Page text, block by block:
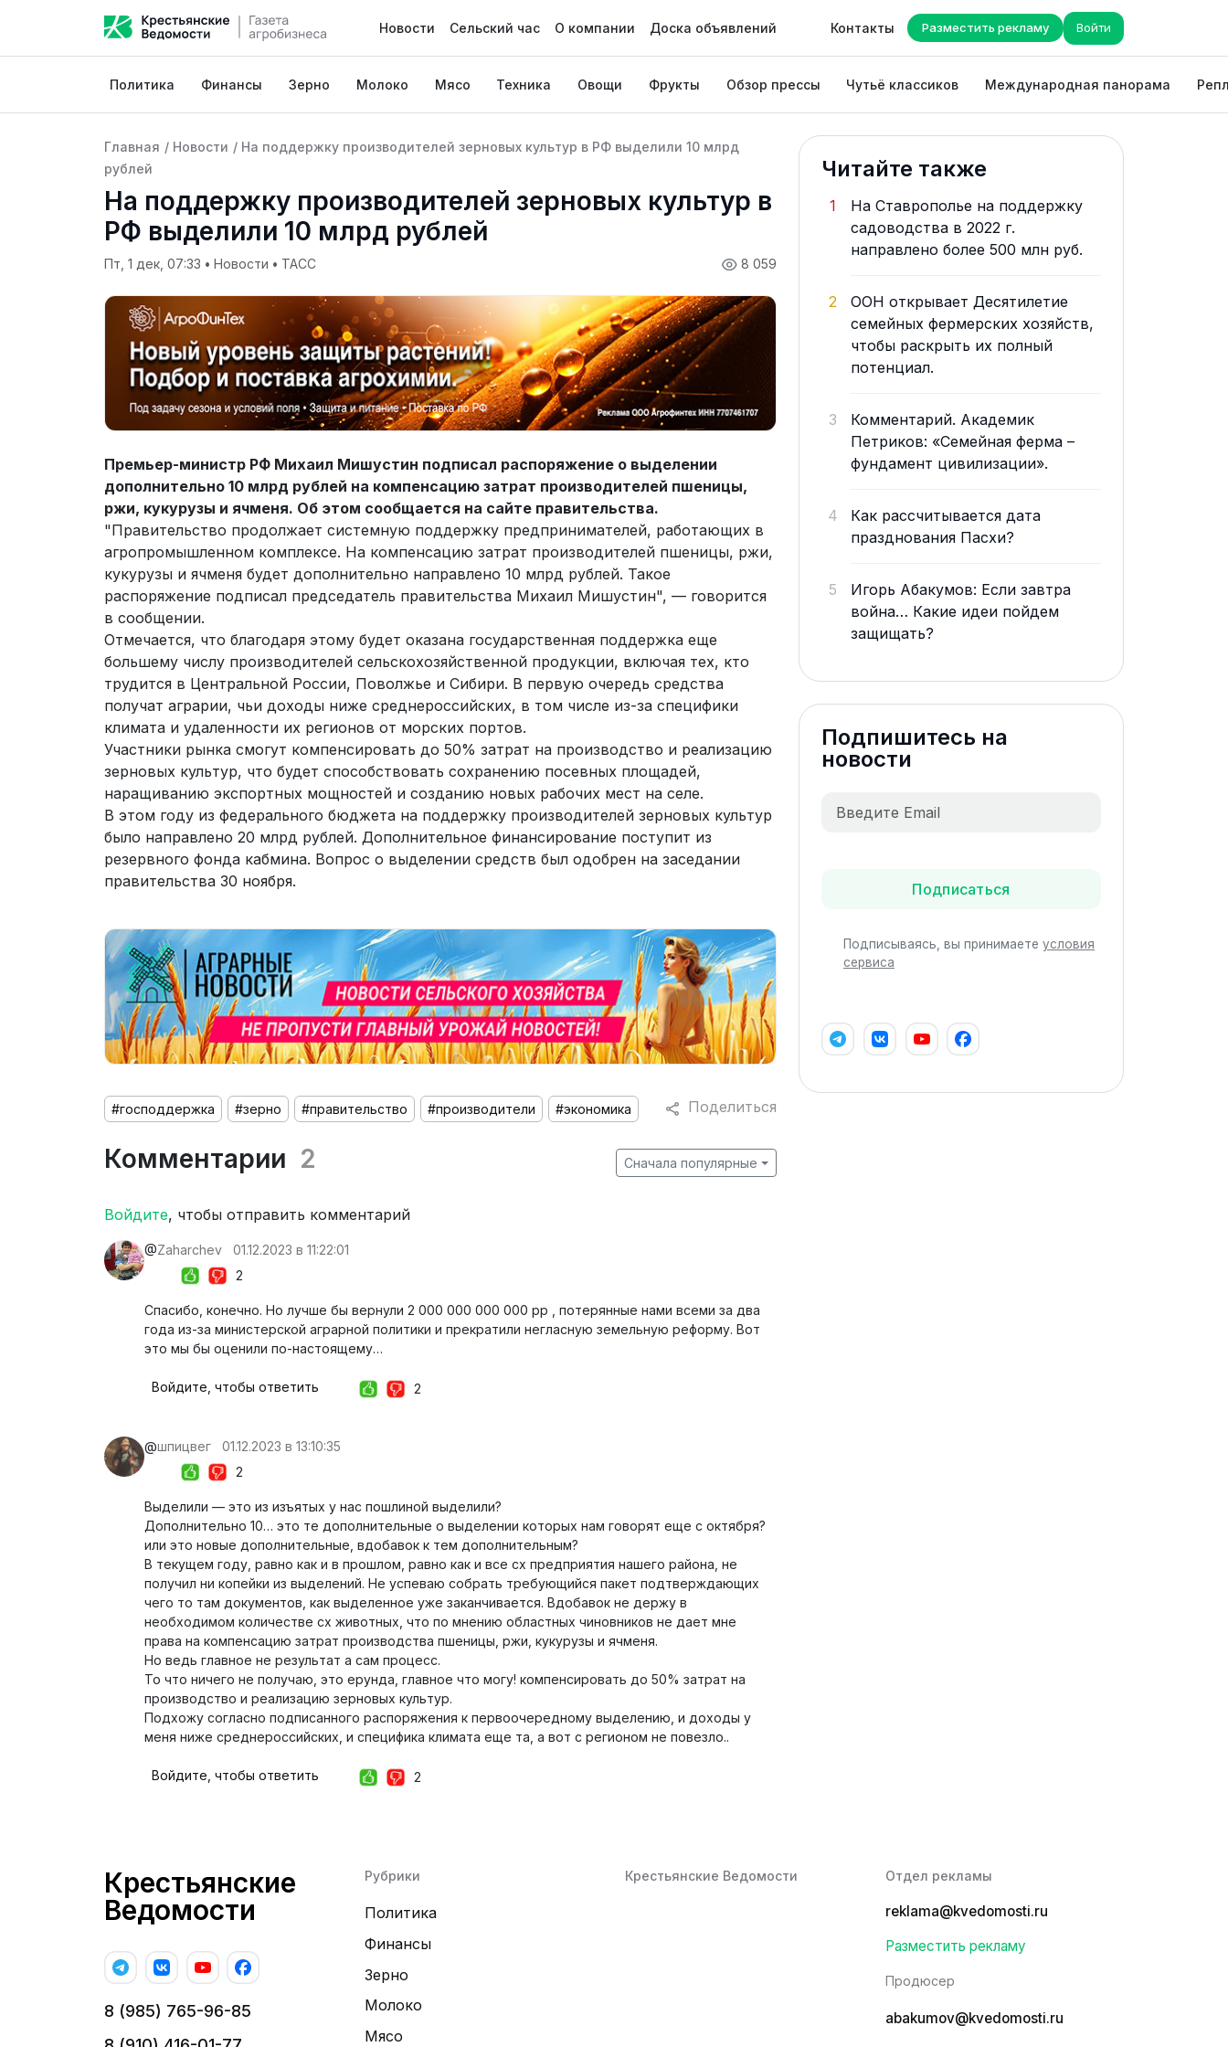
Новости Сельский час О компании Доска объявлений Контакты Разместить рекламу Войти
Политика Финансы Зерно Молоко Мясо Техника Овощи Фрукты Обзор прессы Чутьё классиков Международная панорама
Главная / Новости / На поддержку производителей зерновых культур в РФ выделили 10 млрд
рублей
На поддержку производителей зерновых культур в
РФ выделили 10 млрд рублей
8 059
Пт, 1 дек, 07:33 • Новости • ТАСС
Премьер-министр РФ Михаил Мишустин подписал распоряжение о выделении
дополнительно 10 млрд рублей на компенсацию затрат производителей пшеницы,
ржи, кукурузы и ячменя. Об этом сообщается на сайте правительства.
"Правительство продолжает системную поддержку предпринимателей, работающих в
агропромышленном комплексе. На компенсацию затрат производителей пшеницы, ржи,
кукурузы и ячменя будет дополнительно направлено 10 млрд рублей. Такое
распоряжение подписал председатель правительства Михаил Мишустин", — говорится
в сообщении.
Отмечается, что благодаря этому будет оказана государственная поддержка еще
большему числу производителей сельскохозяйственной продукции, включая тех, кто
трудится в Центральной России, Поволжье и Сибири. В первую очередь средства
получат аграрии, чьи доходы ниже среднероссийских, в том числе из-за специфики
климата и удаленности их регионов от морских портов.
Участники рынка смогут компенсировать до 50% затрат на производство и реализацию
зерновых культур, что будет способствовать сохранению посевных площадей,
наращиванию экспортных мощностей и созданию новых рабочих мест на селе.
В этом году из федерального бюджета на поддержку производителей зерновых культур
было направлено 20 млрд рублей. Дополнительное финансирование поступит из
резервного фонда кабмина. Вопрос о выделении средств был одобрен на заседании
правительства 30 ноября.
Поделиться
#господдержка #зерно #правительство #производители #экономика
Комментарии 2 Сначала популярные
Войдите, чтобы отправить комментарий
@Zaharchev
01.12.2023 в 11:22:01
2
Спасибо, конечно. Но лучше бы вернули 2 000 000 000 000 рр , потерянные нами всеми за два
года из-за министерской аграрной политики и прекратили негласную земельную реформу. Вот
это мы бы оценили по-настоящему…
Войдите, чтобы ответить 2
@шпицвег
01.12.2023 в 13:10:35
2
Выделили — это из изъятых у нас пошлиной выделили?
Дополнительно 10… это те дополнительные о выделении которых нам говорят еще с октября?
или это новые дополнительные, вдобавок к тем дополнительным?
В текущем году, равно как и в прошлом, равно как и все сх предприятия нашего района, не
получил ни копейки из выделений. Не успеваю собрать требующийся пакет подтверждающих
чего то там документов, как выделенное уже заканчивается. Вдобавок не держу в
необходимом количестве сх животных, что по мнению областных чиновников не дает мне
права на компенсацию затрат производства пшеницы, ржи, кукурузы и ячменя.
Но ведь главное не результат а сам процесс.
То что ничего не получаю, это ерунда, главное что могу! компенсировать до 50% затрат на
производство и реализацию зерновых культур.
Подхожу согласно подписанного распоряжения к первоочередному выделению, и доходы у
меня ниже среднероссийских, и специфика климата еще та, а вот с регионом не повезло..
Войдите, чтобы ответить 2
Читайте также
1
На Ставрополье на поддержку
садоводства в 2022 г.
направлено более 500 млн руб.
2
ООН открывает Десятилетие
семейных фермерских хозяйств,
чтобы раскрыть их полный
потенциал.
3
Комментарий. Академик
Петриков: «Семейная ферма –
фундамент цивилизации».
4
Как рассчитывается дата
празднования Пасхи?
5
Игорь Абакумов: Если завтра
война… Какие идеи пойдем
защищать?
Подпишитесь на
новости
Подписаться
Подписываясь, вы принимаете условия
сервиса
Крестьянские
Ведомости
8 (985) 765-96-85
Рубрики
Политика
Финансы
Зерно
Молоко
Мясо
Крестьянские Ведомости Отдел рекламы
reklama@kvedomosti.ru
Разместить рекламу
Продюсер
abakumov@kvedomosti.ru